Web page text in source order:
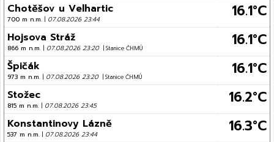
Chotěšov u Velhartic
700 m n.m. | 07.08.2026 23:44 16.1°C
Hojsova Stráž
866 m n.m. | 07.08.2026 23:20 | Stanice ČHMÚ 16.1°C
Špičák
973 m n.m. | 07.08.2026 23:20 | Stanice ČHMÚ 16.1°C
Stožec
815 m n.m. | 07.08.2026 23:45 16.2°C
Konstantinovy Lázně
537 m n.m. | 07.08.2026 23:44 16.3°C